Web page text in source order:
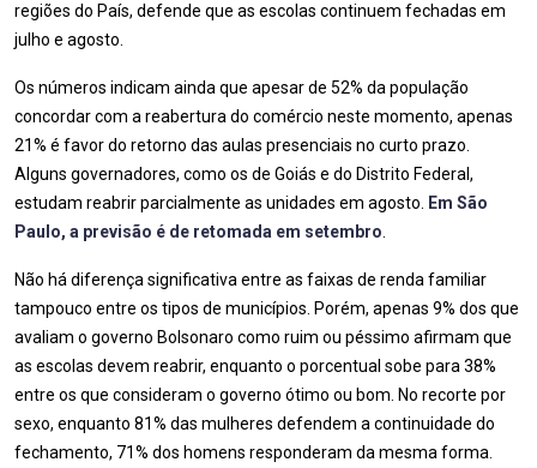
regiões do País, defende que as escolas continuem fechadas em
julho e agosto.
Os números indicam ainda que apesar de 52% da população
concordar com a reabertura do comércio neste momento, apenas
21% é favor do retorno das aulas presenciais no curto prazo.
Alguns governadores, como os de Goiás e do Distrito Federal,
estudam reabrir parcialmente as unidades em agosto.
Em São
Paulo, a previsão é de retomada em setembro
Não há diferença significativa entre as faixas de renda familiar
tampouco entre os tipos de municípios. Porém, apenas 9% dos que
avaliam o governo Bolsonaro como ruim ou péssimo afirmam que
as escolas devem reabrir, enquanto o porcentual sobe para 38%
entre os que consideram o governo ótimo ou bom. No recorte por
sexo, enquanto 81% das mulheres defendem a continuidade do
fechamento, 71% dos homens responderam da mesma forma.